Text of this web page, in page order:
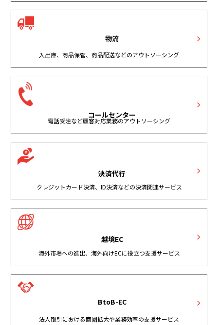
物流
入出庫、商品保管、商品配送などのアウトソーシング
コールセンター
電話受注など顧客対応業務のアウトソーシング
決済代行
クレジットカード決済、ID決済などの決済関連サービス
越境EC
海外市場への進出、海外向けECに役立つ支援サービス
BtoB-EC
法人取引における商圏拡大や業務効率の支援サービス